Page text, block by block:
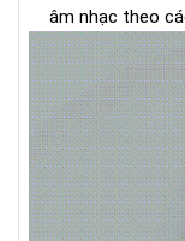
âm nhạc theo